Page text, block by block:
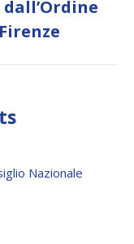
Nazionale